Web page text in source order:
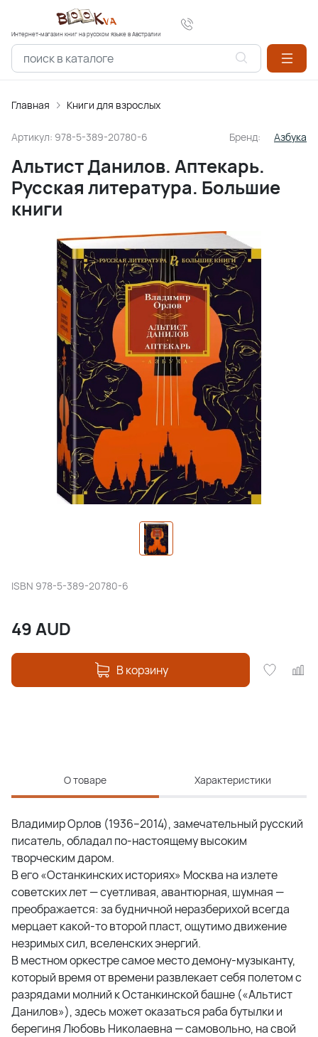
Интернет-магазин книг на русском языке в Австралии
Главная Книги для взрослых
Артикул: 978-5-389-20780-6 Бренд: Азбука
Альтист Данилов. Аптекарь.
Русская литература. Большие
книги
ISBN 978-5-389-20780-6
49AUD
В корзину
О товаре Характеристики
Владимир Орлов (1936–2014), замечательный русский
писатель, обладал по-настоящему высоким
творческим даром.
В его «Останкинских историях» Москва на излете
советских лет — суетливая, авантюрная, шумная —
преображается: за будничной неразберихой всегда
мерцает какой-то второй пласт, ощутимо движение
незримых сил, вселенских энергий.
В местном оркестре самое место демону-музыканту,
который время от времени развлекает себя полетом с
разрядами молний к Останкинской башне («Альтист
Данилов»), здесь может оказаться раба бутылки и
берегиня Любовь Николаевна — самовольно, на свой